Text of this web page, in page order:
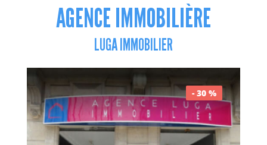
AGENCE IMMOBILIÈRE
LUGA IMMOBILIER
- 30 %